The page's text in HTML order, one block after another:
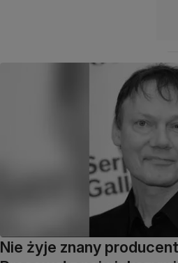
Nie żyje znany